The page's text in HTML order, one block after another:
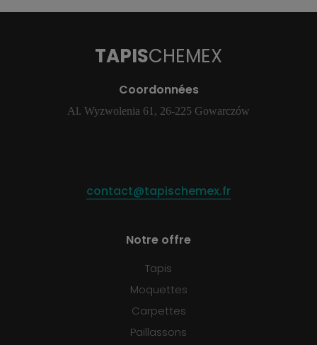
TAPISCHEMEX
Coordonnées
Al. Wyzwolenia 61, 26-225 Gowarczów
contact@tapischemex.fr
Notre offre
Tapis
Moquettes
Carpettes
Paillassons